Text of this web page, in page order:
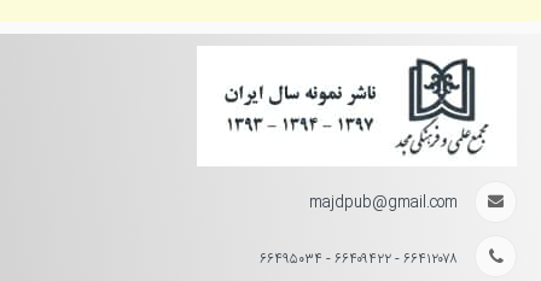
majdpub@gmail.com
۶۶۴۱۲۰۷۸ - ۶۶۴۰۹۴۲۲ - ۶۶۴۹۵۰۳۴